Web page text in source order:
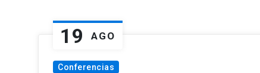
19 AGO
Conferencias